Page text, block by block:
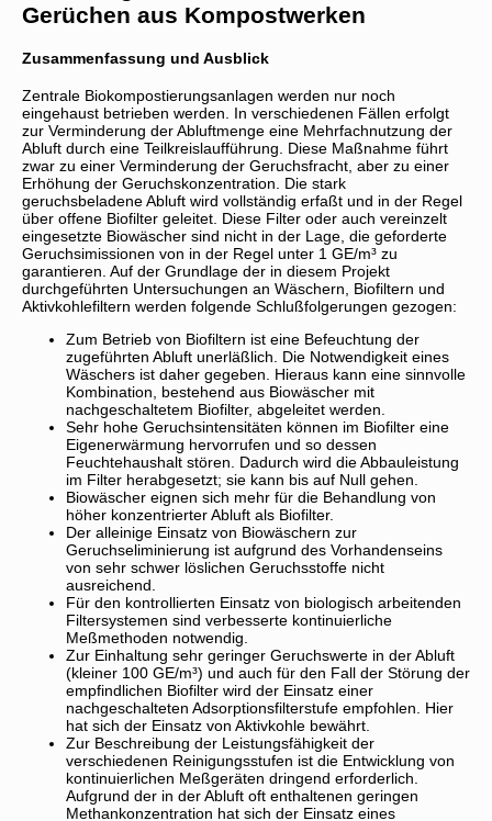
Gerüchen aus Kompostwerken
Zusammenfassung und Ausblick
Zentrale Biokompostierungsanlagen werden nur noch
eingehaust betrieben werden. In verschiedenen Fällen erfolgt
zur Verminderung der Abluftmenge eine Mehrfachnutzung der
Abluft durch eine Teilkreislaufführung. Diese Maßnahme führt
zwar zu einer Verminderung der Geruchsfracht, aber zu einer
Erhöhung der Geruchskonzentration. Die stark
geruchsbeladene Abluft wird vollständig erfaßt und in der Regel
über offene Biofilter geleitet. Diese Filter oder auch vereinzelt
eingesetzte Biowäscher sind nicht in der Lage, die geforderte
Geruchsimissionen von in der Regel unter 1 GE/m³ zu
garantieren. Auf der Grundlage der in diesem Projekt
durchgeführten Untersuchungen an Wäschern, Biofiltern und
Aktivkohlefiltern werden folgende Schlußfolgerungen gezogen:
Zum Betrieb von Biofiltern ist eine Befeuchtung der
zugeführten Abluft unerläßlich. Die Notwendigkeit eines
Wäschers ist daher gegeben. Hieraus kann eine sinnvolle
Kombination, bestehend aus Biowäscher mit
nachgeschaltetem Biofilter, abgeleitet werden.
Sehr hohe Geruchsintensitäten können im Biofilter eine
Eigenerwärmung hervorrufen und so dessen
Feuchtehaushalt stören. Dadurch wird die Abbauleistung
im Filter herabgesetzt; sie kann bis auf Null gehen.
Biowäscher eignen sich mehr für die Behandlung von
höher konzentrierter Abluft als Biofilter.
Der alleinige Einsatz von Biowäschern zur
Geruchseliminierung ist aufgrund des Vorhandenseins
von sehr schwer löslichen Geruchsstoffe nicht
ausreichend.
Für den kontrollierten Einsatz von biologisch arbeitenden
Filtersystemen sind verbesserte kontinuierliche
Meßmethoden notwendig.
Zur Einhaltung sehr geringer Geruchswerte in der Abluft
(kleiner 100 GE/m³) und auch für den Fall der Störung der
empfindlichen Biofilter wird der Einsatz einer
nachgeschalteten Adsorptionsfilterstufe empfohlen. Hier
hat sich der Einsatz von Aktivkohle bewährt.
Zur Beschreibung der Leistungsfähigkeit der
verschiedenen Reinigungsstufen ist die Entwicklung von
kontinuierlichen Meßgeräten dringend erforderlich.
Aufgrund der in der Abluft oft enthaltenen geringen
Methankonzentration hat sich der Einsatz eines